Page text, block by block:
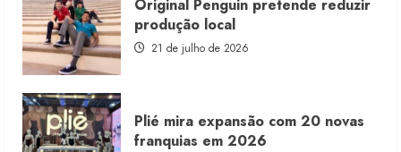
Original Penguin pretende reduzir
produção local
21 de julho de 2026
Plié mira expansão com 20 novas
franquias em 2026